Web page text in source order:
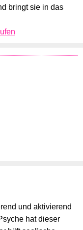
bringt sie in das
und aktivierend
hat dieser